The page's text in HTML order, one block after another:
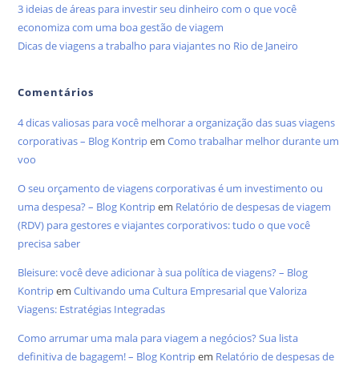
3 ideias de áreas para investir seu dinheiro com o que você
economiza com uma boa gestão de viagem
Dicas de viagens a trabalho para viajantes no Rio de Janeiro
Comentários
4 dicas valiosas para você melhorar a organização das suas viagens
corporativas – Blog KontripemComo trabalhar melhor durante um
voo
O seu orçamento de viagens corporativas é um investimento ou
uma despesa? – Blog Kontripem Relatório de despesas de viagem
(RDV) para gestores e viajantes corporativos: tudo o que você
precisa saber
Bleisure: você deve adicionar à sua política de viagens? – Blog
KontripemCultivando uma Cultura Empresarial que Valoriza
Viagens: Estratégias Integradas
Como arrumar uma mala para viagem a negócios? Sua lista
definitiva de bagagem! – Blog Kontripem Relatório de despesas de